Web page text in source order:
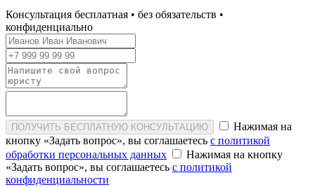
Консультация бесплатная • без обязательств •
конфиденциально
ПОЛУЧИТЬ БЕСПЛАТНУЮ КОНСУЛЬТАЦИЮ
Нажимая на
кнопку «Задать вопрос», вы соглашаетесь с политикой
обработки персональных данных
Нажимая на кнопку
«Задать вопрос», вы соглашаетесь с политикой
конфиденциальности